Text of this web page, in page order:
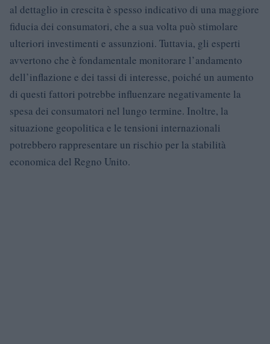
al dettaglio in crescita è spesso indicativo di una maggiore
fiducia dei consumatori, che a sua volta può stimolare
ulteriori investimenti e assunzioni. Tuttavia, gli esperti
avvertono che è fondamentale monitorare l’andamento
dell’inflazione e dei tassi di interesse, poiché un aumento
di questi fattori potrebbe influenzare negativamente la
spesa dei consumatori nel lungo termine. Inoltre, la
situazione geopolitica e le tensioni internazionali
potrebbero rappresentare un rischio per la stabilità
economica del Regno Unito.